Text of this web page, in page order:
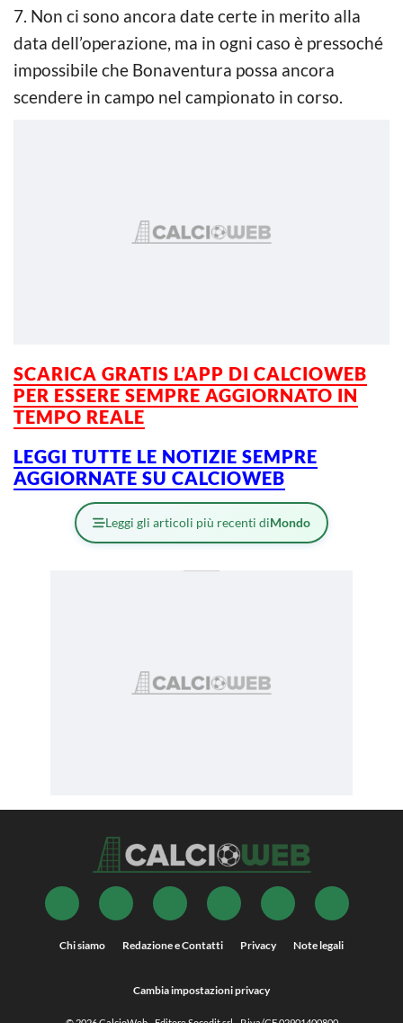
7. Non ci sono ancora date certe in merito alla
data dell’operazione, ma in ogni caso è pressoché
impossibile che Bonaventura possa ancora
scendere in campo nel campionato in corso.
SCARICA GRATIS L’APP DI CALCIOWEB
PER ESSERE SEMPRE AGGIORNATO IN
TEMPO REALE
LEGGI TUTTE LE NOTIZIE SEMPRE
AGGIORNATE SU CALCIOWEB
Leggi gli articoli più recenti diMondo
Chi siamo Redazione e Contatti Privacy Note legali
Cambia impostazioni privacy